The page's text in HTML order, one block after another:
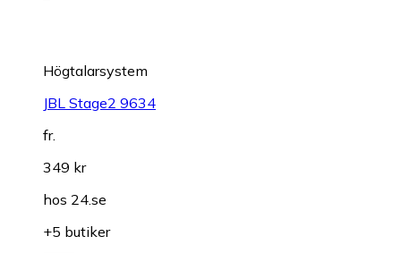
Högtalarsystem
JBL Stage2 9634
fr.
349 kr
hos 24.se
+5 butiker